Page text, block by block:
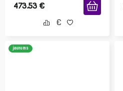
473.53 €
jaunums